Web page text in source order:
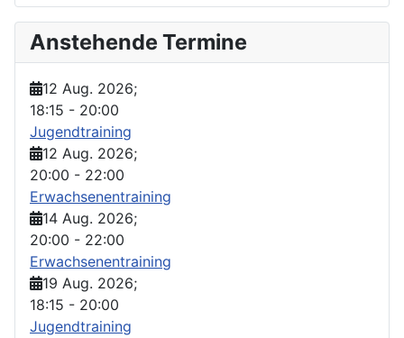
Anstehende Termine
12 Aug. 2026;
18:15 - 20:00
Jugendtraining
12 Aug. 2026;
20:00 - 22:00
Erwachsenentraining
14 Aug. 2026;
20:00 - 22:00
Erwachsenentraining
19 Aug. 2026;
18:15 - 20:00
Jugendtraining